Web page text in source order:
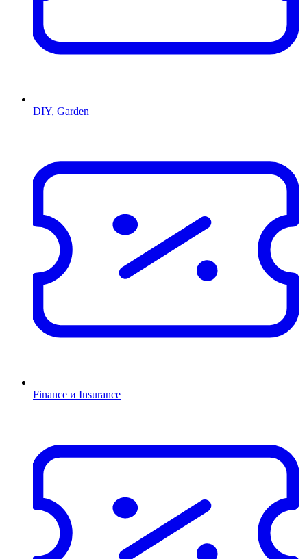
DIY, Garden
Finance и Insurance